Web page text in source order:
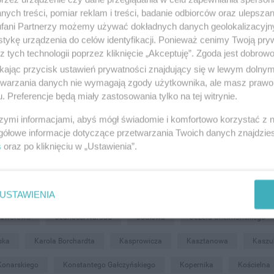
Al. Zwycięstwa Aleja Kociewska Aleja Solidarności
Biskupa Konstantyna Dominika Bolesława Chrobrego
Ceglarska Chłodna Chłopska Chopina Christiana
Dworcowa Działkowa Elżbiety Fabryczna
Gen. Bema Gen. Władysława Sikorskiego
Jedności Narodu Jodłowa Józefa Chełmońskiego
Karola Borchardta Kasprowicza Kasztanowa
Konstantego Gałczyńskiego Kopernika Kościelna
treści, pomiar reklam i treści, badanie odbiorców oraz
Partnerzy możemy używać dokładnych danych
urządzenia do celów identyfikacji. Ponieważ cenimy Twoją
tych technologii poprzez kliknięcie „Akceptuję”. Zgoda jest
przycisk ustawień prywatności znajdujący się w lewym
danych nie wymagają zgody użytkownika, ale masz
Preferencje będą miały zastosowania tylko na tej witrynie.
informacjami, abyś mógł świadomie i komfortowo korzystać z
informacje dotyczące przetwarzania Twoich danych
oraz po kliknięciu w „Ustawienia”.
USTAWIENIA